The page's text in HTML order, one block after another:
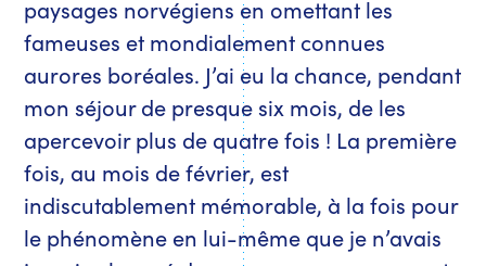
paysages norvégiens en omettant les
fameuses et mondialement connues
aurores boréales. J’ai eu la chance, pendant
mon séjour de presque six mois, de les
apercevoir plus de quatre fois ! La première
fois, au mois de février, est
indiscutablement mémorable, à la fois pour
le phénomène en lui-même que je n’avais